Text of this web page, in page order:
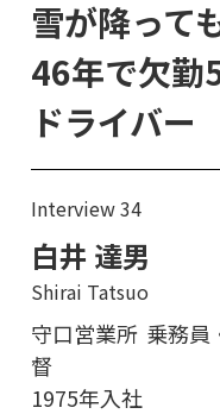
雪が降って
46年で欠勤
ドライバー
Interview 34
白井 達男
Shirai Tatsuo
守口営業所 乗務員
督
1975年入社